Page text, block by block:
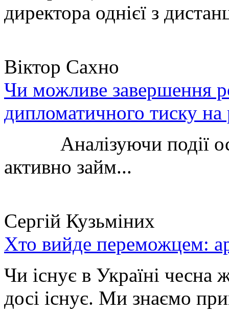
директора однієї з
Віктор Сахно
Чи можливе завершення
дипломатичного тиску
Аналізуючи події
активно займ...
Сергій Кузьміних
Хто вийде переможцем:
Чи існує в Україні чесна
досі існує. Ми знаємо